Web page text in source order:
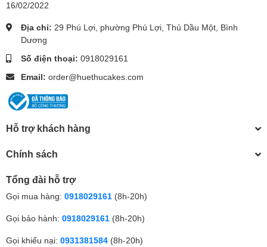
16/02/2022
Địa chỉ: 29 Phú Lợi, phường Phú Lợi, Thủ Dầu Một, Bình
Dương
Số điện thoại: 0918029161
Email: order@huethucakes.com
Hỗ trợ khách hàng
Chính sách
Tổng đài hỗ trợ
Gọi mua hàng: 0918029161 (8h-20h)
Gọi bảo hành: 0918029161 (8h-20h)
Gọi khiếu nại: 0931381584 (8h-20h)